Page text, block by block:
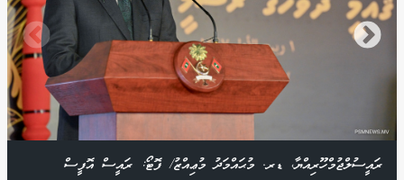
ރައީސުލްޖުމްހޫރިއްޔާ، ޑރ. މުޙައްމަދު މުޢިއްޒު/ ފޮޓޯ: ރައީސް އޮފީސް